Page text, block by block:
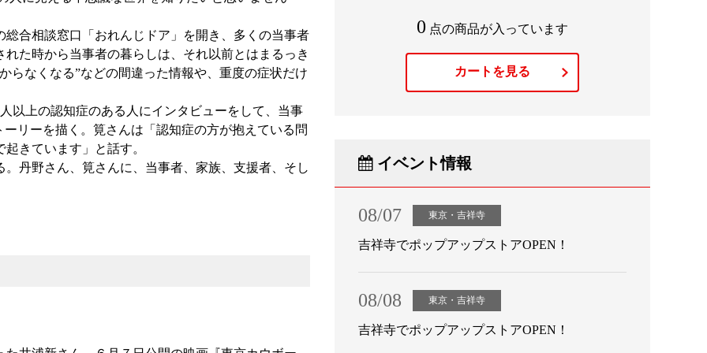
合相談窓口「おれんじドア」を開き、多くの当事者
た時から当事者の暮らしは、それ以前とはまるっき
らなくなる”などの間違った情報や、重度の症状だけ
以上の認知症のある人にインタビューをして、当事
リーを描く。筧さんは「認知症の方が抱えている問
きています」と話す。
丹野さん、筧さんに、当事者、家族、支援者、そし
0 点の商品が入っています
カートを見る
イベント情報
08/07 東京・吉祥寺
吉祥寺でポップアップストアOPEN！
08/08 東京・吉祥寺
吉祥寺でポップアップストアOPEN！